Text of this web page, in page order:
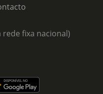
rede fixa nacional)